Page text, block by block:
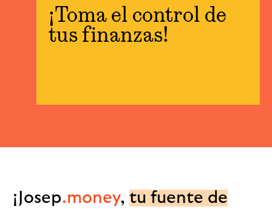
¡Toma el control de
tus finanzas!
¡Josep.money, tu fuente de